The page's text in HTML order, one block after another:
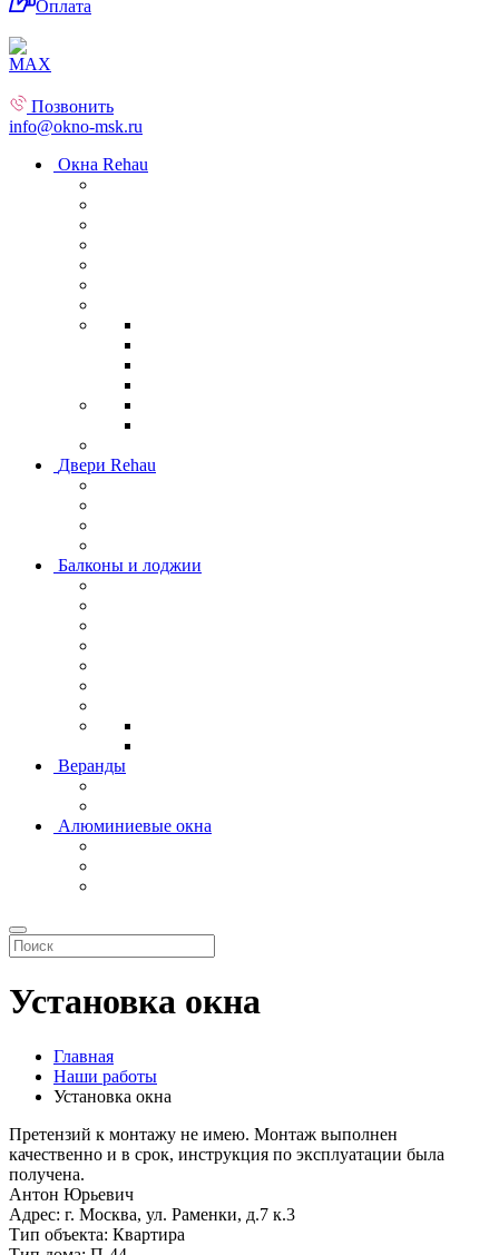
Оплата
Позвонить
info@okno-msk.ru
Окна Rehau
Двери Rehau
Балконы и лоджии
Веранды
Алюминиевые окна
Установка окна
Главная
Наши работы
Установка окна
Претензий к монтажу не имею. Монтаж выполнен
качественно и в срок, инструкция по эксплуатации была
получена.
Антон Юрьевич
Адрес: г. Москва, ул. Раменки, д.7 к.3
Тип объекта: Квартира